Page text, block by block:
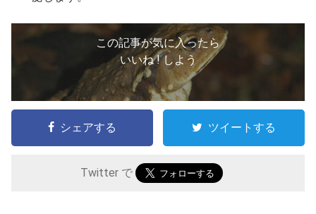
この記事が気に入ったら
いいね ! しよう
シェアする ツイートする
Twitter で